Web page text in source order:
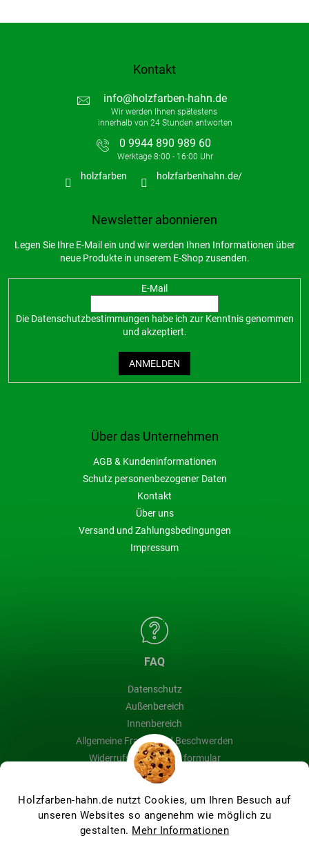
Holzfarben-hahn.de nutzt Cookies, um Ihren Besuch auf
unseren Websites so angenehm wie möglich zu
gestalten. Mehr Informationen
Über das Unternehmen
AGB & Kundeninformationen
Schutz personenbezogener Daten
Kontakt
Über uns
Versand und Zahlungsbedingungen
Impressum
FAQ
Datenschutz
Außenbereich
Innenbereich
Allgemeine Fragen und Beschwerden
Widerrufsbelehrung & formular
Blog
Kontakt
info@holzfarben-hahn.de
0 9944 890 989 60
holzfarben holzfarbenhahn.de/
Newsletter abonnieren
Legen Sie Ihre E-Mail ein und wir werden Ihnen Informationen über
neue Produkte in unserem E-Shop zusenden.
E-Mail
Die Datenschutzbestimmungen habe ich zur Kenntnis genommen
und akzeptiert.
ANMELDEN